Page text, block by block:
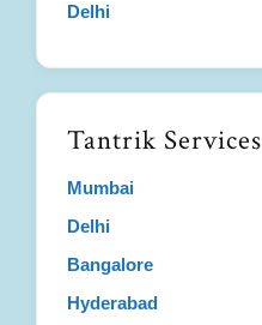
Delhi
Tantrik Services
Mumbai
Delhi
Bangalore
Hyderabad